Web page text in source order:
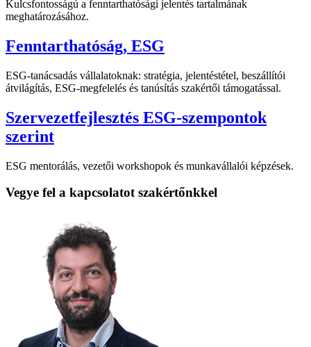
Kulcsfontosságú a fenntarthatósági jelentés tartalmának
meghatározásához.
Fenntarthatóság, ESG
ESG-tanácsadás vállalatoknak: stratégia, jelentéstétel, beszállítói
átvilágítás, ESG-megfelelés és tanúsítás szakértői támogatással.
Szervezetfejlesztés ESG-szempontok
szerint
ESG mentorálás, vezetői workshopok és munkavállalói képzések.
Vegye fel a kapcsolatot szakértőnkkel